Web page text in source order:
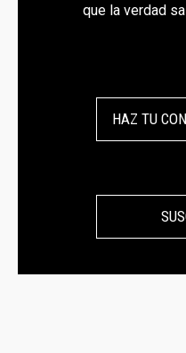
que la verdad
HAZ TU